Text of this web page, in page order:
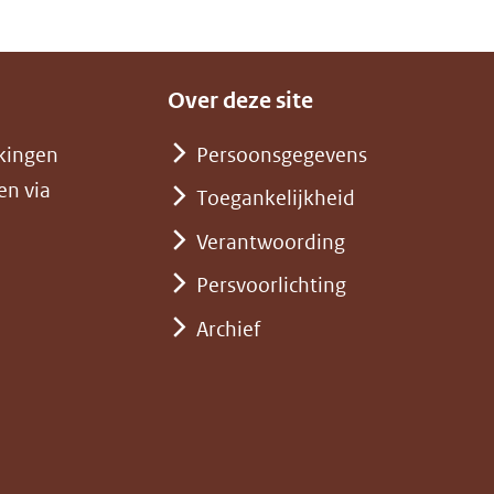
via
Over deze site
Persoonsgegevens
Toegankelijkheid
Verantwoording
Persvoorlichting
Archief